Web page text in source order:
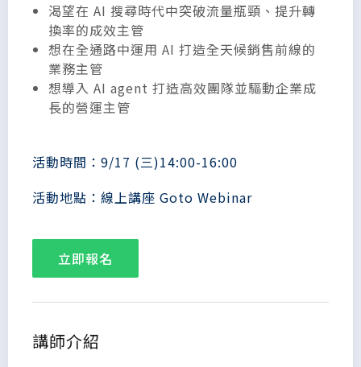
渴望在 AI 搜尋時代中突破流量瓶頸、提升轉
換率的成效主管
想在全通路中運用 AI 打造全天候銷售前線的
業務主管
想導入 AI agent 打造高效團隊並驅動企業成
長的營運主管
活動時間：9/17 (三)14:00-16:00
活動地點：線上講座 Goto Webinar
立即報名
講師介紹